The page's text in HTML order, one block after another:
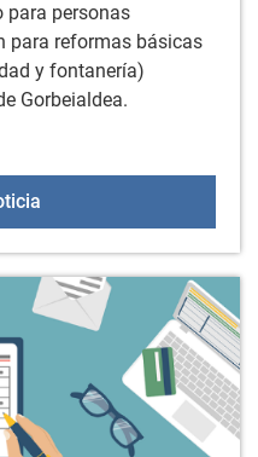
para personas
para reformas básicas
y fontanería)
Gorbeialdea.
Curso para personas